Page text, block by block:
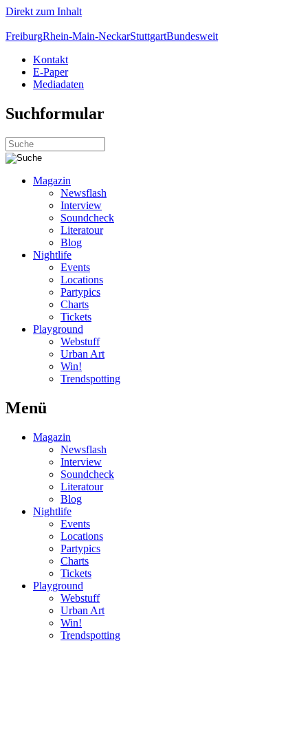
Direkt zum Inhalt
FreiburgRhein-Main-NeckarStuttgartBundesweit
Kontakt
E-Paper
Mediadaten
Suchformular
Magazin
Newsflash
Interview
Soundcheck
Literatour
Blog
Nightlife
Events
Locations
Partypics
Charts
Tickets
Playground
Webstuff
Urban Art
Win!
Trendspotting
Menü
Magazin
Newsflash
Interview
Soundcheck
Literatour
Blog
Nightlife
Events
Locations
Partypics
Charts
Tickets
Playground
Webstuff
Urban Art
Win!
Trendspotting